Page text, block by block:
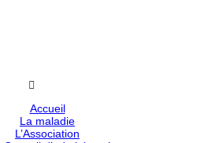
Accueil
La maladie
L’Association